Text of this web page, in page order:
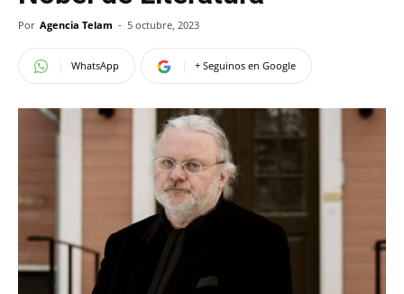
Por Agencia Telam - 5 octubre, 2023
WhatsApp + Seguinos en Google